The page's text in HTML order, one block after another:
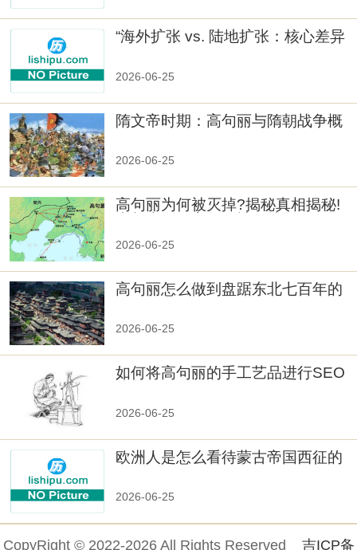
“海外扩张 vs. 陆地扩张：核心差异
2026-06-25
隋文帝时期：高句丽与隋朝战争概
2026-06-25
高句丽为何被灭掉?揭秘真相揭秘!
2026-06-25
高句丽怎么做到盘踞东北七百年的
2026-06-25
如何将高句丽的手工艺品进行SEO
2026-06-25
欧洲人是怎么看待蒙古帝国西征的
2026-06-25
CopyRight © 2022-2026 All Rights Reserved 吉ICP备